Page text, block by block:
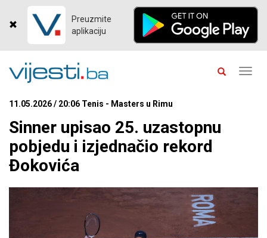
Preuzmite
aplikaciju
11.05.2026 / 20:06 Tenis - Masters u Rimu
Sinner upisao 25. uzastopnu
pobjedu i izjednačio rekord
Đokovića